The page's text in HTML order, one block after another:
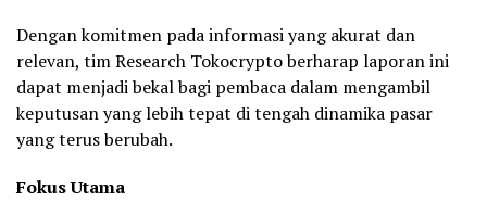
Dengan komitmen pada informasi yang akurat dan
relevan, tim Research Tokocrypto berharap laporan ini
dapat menjadi bekal bagi pembaca dalam mengambil
keputusan yang lebih tepat di tengah dinamika pasar
yang terus berubah.
Fokus Utama